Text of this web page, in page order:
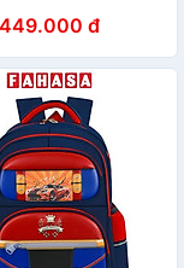
449.000 đ